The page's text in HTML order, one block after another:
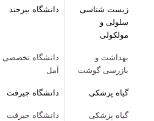
زیست شناسی
سلولی و
مولکولی
دانشگاه بیرجند
بهداشت و
بازرسی گوشت
دانشگاه تخصصی
آمل
گیاه پزشکی دانشگاه جیرفت
گیاه پزشکی
دانشگاه جیرفت